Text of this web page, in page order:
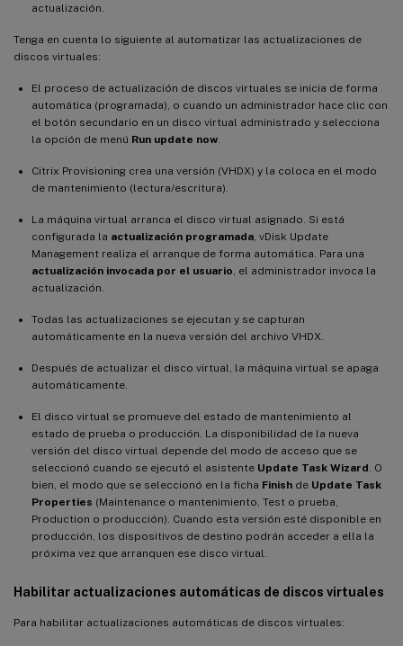
actualización.
Tenga en cuenta lo siguiente al automatizar las actualizaciones de
discos virtuales:
El proceso de actualización de discos virtuales se inicia de forma
automática (programada), o cuando un administrador hace clic con
el botón secundario en un disco virtual administrado y selecciona
la opción de menú Run update now
Citrix Provisioning crea una versión (VHDX) y la coloca en el modo
de mantenimiento (lectura/escritura).
La máquina virtual arranca el disco virtual asignado. Si está
configurada la actualización programada , vDisk Update
Management realiza el arranque de forma automática. Para una
actualización invocada por el usuario , el administrador invoca la
actualización.
Todas las actualizaciones se ejecutan y se capturan
automáticamente en la nueva versión del archivo VHDX.
Después de actualizar el disco virtual, la máquina virtual se apaga
automáticamente.
El disco virtual se promueve del estado de mantenimiento al
estado de prueba o producción. La disponibilidad de la nueva
versión del disco virtual depende del modo de acceso que se
seleccionó cuando se ejecutó el asistente Update Task Wizard . O
bien, el modo que se seleccionó en la ficha Finish de Update Task
Properties (Maintenance o mantenimiento, Test o prueba,
Production o producción). Cuando esta versión esté disponible en
producción, los dispositivos de destino podrán acceder a ella la
próxima vez que arranquen ese disco virtual.
Habilitar actualizaciones automáticas de discos virtuales
Para habilitar actualizaciones automáticas de discos virtuales: